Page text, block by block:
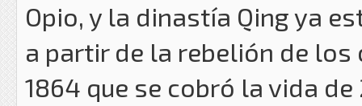
Opio, y la dinastía Qing ya
a partir de la rebelión de
1864 que se cobró la vida